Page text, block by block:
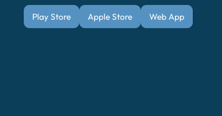
Play Store Apple Store Web App